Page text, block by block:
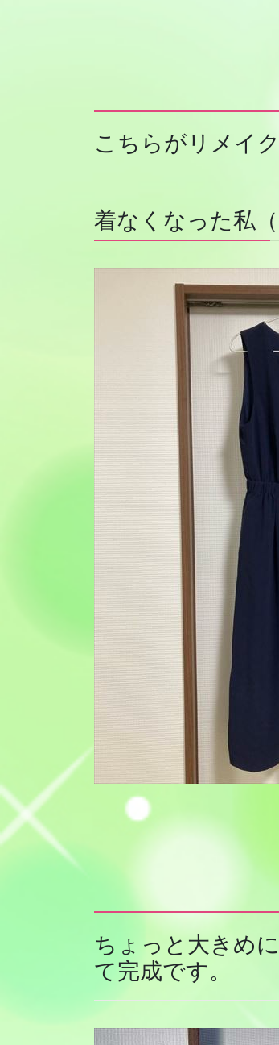
こちらがリメイ
着なくなった私
ちょっと大きめ
て完成です。